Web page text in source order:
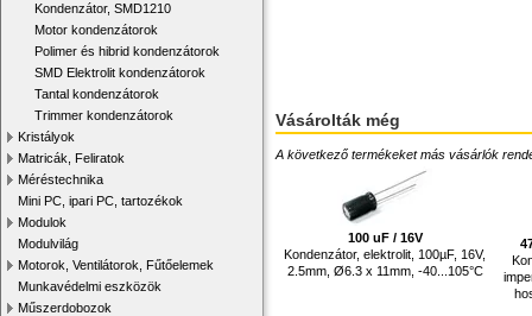
Kondenzátor, SMD1210
Motor kondenzátorok
Polimer és hibrid kondenzátorok
SMD Elektrolit kondenzátorok
Tantal kondenzátorok
Trimmer kondenzátorok
Kristályok
Matricák, Feliratok
Méréstechnika
Mini PC, ipari PC, tartozékok
Modulok
Modulvilág
Motorok, Ventilátorok, Fűtőelemek
Munkavédelmi eszközök
Műszerdobozok
Vásárolták még
A következő termékeket más vásárlók
100 uF / 16V
Kondenzátor, elektrolit, 100µF, 16V,
2.5mm, Ø6.3 x 11mm, -40...105°C